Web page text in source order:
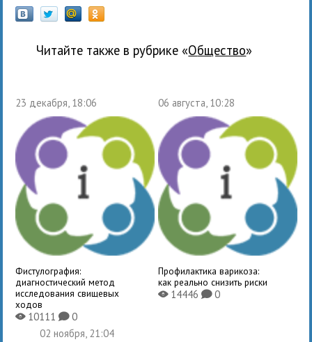
Читайте также в рубрике « общество»
23 декабря, 18:06
Фистулография:
диагностический метод
исследования свищевых
ходов
X10111K0
06 августа, 10:28
Профилактика варикоза:
как реально снизить риски
X14446 K0
02 ноября, 21:04